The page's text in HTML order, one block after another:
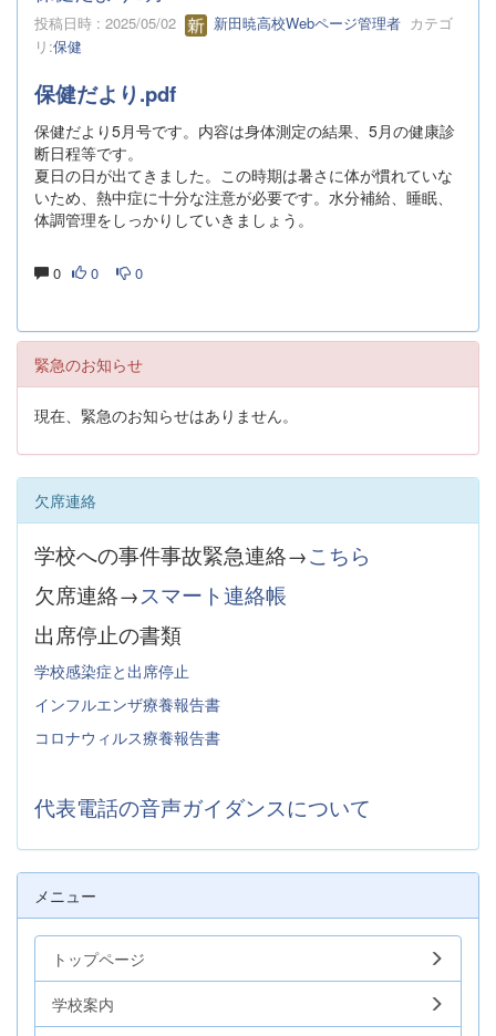
投稿日時 : 2025/05/02 新田暁高校Webページ管理者 カテゴ
リ:保健
保健だより.pdf
保健だより5月号です。内容は身体測定の結果、5月の健康診
断日程等です。
夏日の日が出てきました。この時期は暑さに体が慣れていな
いため、熱中症に十分な注意が必要です。水分補給、睡眠、
体調管理をしっかりしていきましょう。
0 0 0
緊急のお知らせ
現在、緊急のお知らせはありません。
欠席連絡
学校への事件事故緊急連絡→こちら
欠席連絡→スマート連絡帳
出席停止の書類
学校感染症と出席停止
インフルエンザ療養報告書
コロナウィルス療養報告書
代表電話の音声ガイダンスについて
メニュー
トップページ
学校案内